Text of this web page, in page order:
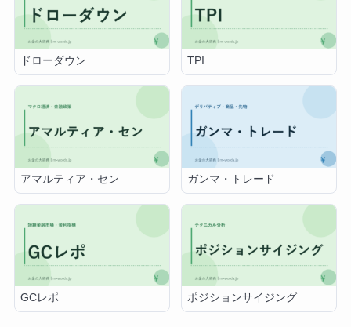
ドローダウン TPI
アマルティア・セン ガンマ・トレード
GCレポ ポジションサイジング